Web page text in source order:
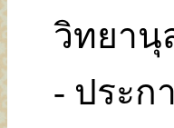
วิทยา
- ประก